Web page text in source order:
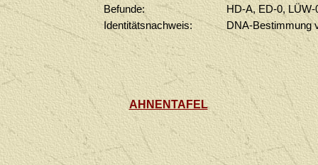
Befunde: HD-A, ED-0, LÜW-
Identitätsnachweis:
DNA-Bestimmung
AHNENTAFEL